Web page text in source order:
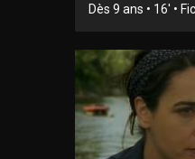
Dès 9 ans • 16' •